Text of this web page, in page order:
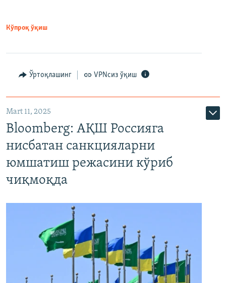
Кўпроқ ўқиш
Ўртоқлашинг VPNсиз ўқиш
Mart 11, 2025
Bloomberg: АҚШ Россияга
нисбатан санкцияларни
юмшатиш режасини кўриб
чиқмоқда